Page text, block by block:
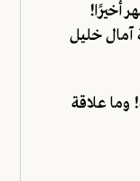
أخيرًا!
خليل
علاقة